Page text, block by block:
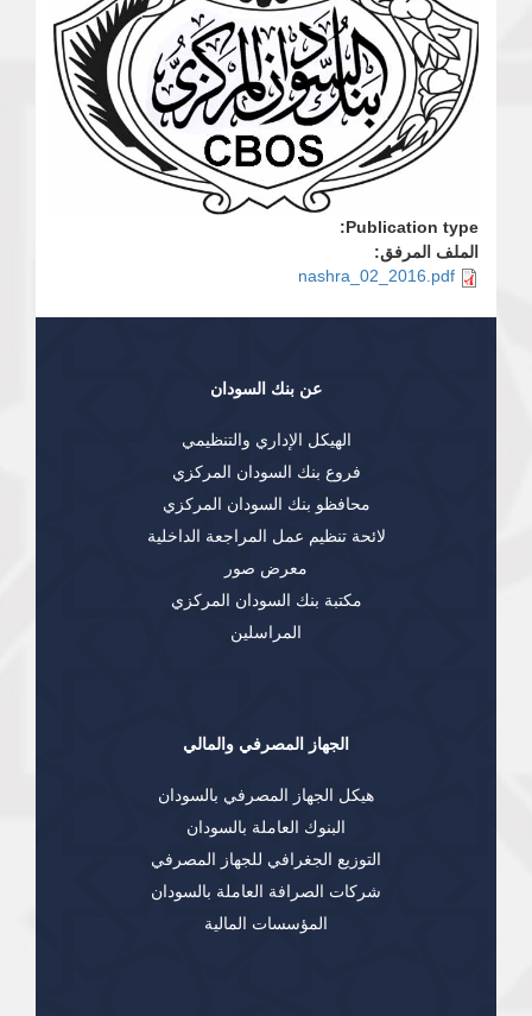
Publication type:
الملف المرفق:
nashra_02_2016.pdf
عن بنك السودان
الهيكل الإداري والتنظيمي
فروع بنك السودان المركزي
محافظو بنك السودان المركزي
لائحة تنظيم عمل المراجعة الداخلية
معرض صور
مكتبة بنك السودان المركزي
المراسلين
الجهاز المصرفي والمالي
هيكل الجهاز المصرفي بالسودان
البنوك العاملة بالسودان
التوزيع الجغرافي للجهاز المصرفي
شركات الصرافة العاملة بالسودان
المؤسسات المالية